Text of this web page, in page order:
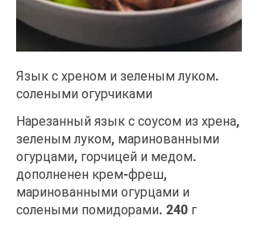
Язык с хреном и зеленым луком.
солеными огурчиками
Нарезанный язык с соусом из хрена,
зеленым луком, маринованными
огурцами, горчицей и медом.
дополненен крем-фреш,
маринованными огурцами и
солеными помидорами. 240 г